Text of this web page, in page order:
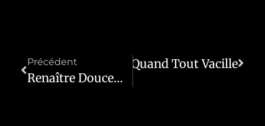
Précédent
Renaître Doucement : Faire Trembler La Fatigue Sans La Fuir
SuivantRelever La Tête Quand Tout Vacille